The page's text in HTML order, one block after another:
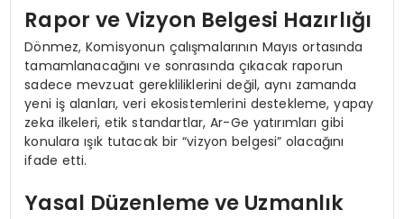
Rapor ve Vizyon Belgesi Hazırlığı
Dönmez, Komisyonun çalışmalarının Mayıs ortasında
tamamlanacağını ve sonrasında çıkacak raporun
sadece mevzuat gerekliliklerini değil, aynı zamanda
yeni iş alanları, veri ekosistemlerini destekleme, yapay
zeka ilkeleri, etik standartlar, Ar-Ge yatırımları gibi
konulara ışık tutacak bir “vizyon belgesi” olacağını
ifade etti.
Yasal Düzenleme ve Uzmanlık